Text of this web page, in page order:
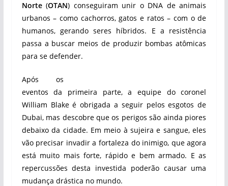
Norte(OTAN) conseguiram unir o DNA de animais
urbanos – como cachorros, gatos e ratos – com o de
humanos, gerando seres híbridos. E a resistência
passa a buscar meios de produzir bombas atômicas
para se defender.
Após os
eventos da primeira parte, a equipe do coronel
William Blake é obrigada a seguir pelos esgotos de
Dubai, mas descobre que os perigos são ainda piores
debaixo da cidade. Em meio à sujeira e sangue, eles
vão precisar invadir a fortaleza do inimigo, que agora
está muito mais forte, rápido e bem armado. E as
repercussões desta investida poderão causar uma
mudança drástica no mundo.